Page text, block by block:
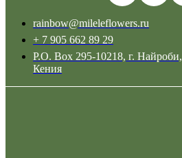
rainbow@mileleflowers.ru
+ 7 905 662 89 29
P.O. Box 295-10218, г. Найроби,
Кения